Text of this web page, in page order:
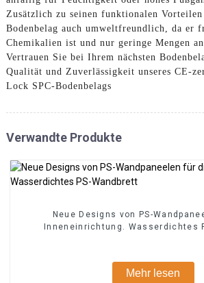
Zusätzlich zu seinen funktionalen
Bodenbelag auch umweltfreundlich, da er
Chemikalien ist und nur geringe Mengen an
Vertrauen Sie bei Ihrem nächsten
Qualität und Zuverlässigkeit unseres CE-
Lock SPC-Bodenbelags
Verwandte Produkte
Neue Designs von PS-
Inneneinrichtung. Wasserdichtes
Mehr lesen